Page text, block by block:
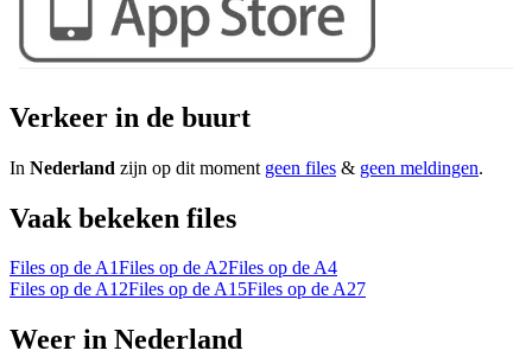
Verkeer in de buurt
In Nederland zijn op dit moment geen files & geen meldingen.
Vaak bekeken files
Files op de A1Files op de A2Files op de A4
Files op de A12Files op de A15Files op de A27
Weer in Nederland